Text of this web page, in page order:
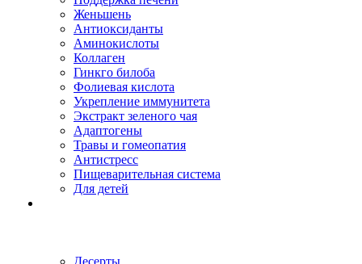
Женьшень
Антиоксиданты
Аминокислоты
Коллаген
Гинкго билоба
Фолиевая кислота
Укрепление иммунитета
Экстракт зеленого чая
Адаптогены
Травы и гомеопатия
Антистресс
Пищеварительная система
Для детей
Десерты